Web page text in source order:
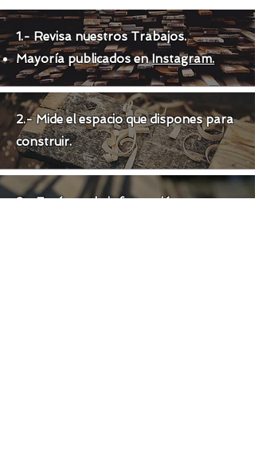
1.- Revisa nuestros Trabajos.
Mayoría publicados enInstagram.
2.- Mide el espacio que dispones para
construir.
3.- Envíanos la información por: